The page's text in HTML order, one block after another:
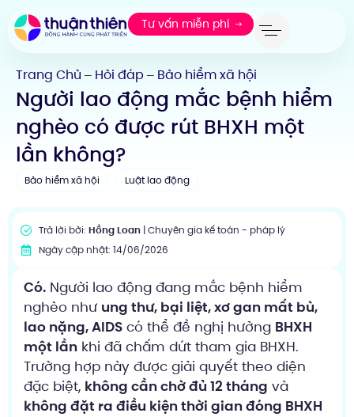
Tư vấn miễn phí
Trang Chủ — Hỏi đáp — Bảo hiểm xã hội
Người lao động mắc bệnh hiểm
nghèo có được rút BHXH một
lần không?
Bảo hiểm xã hội Luật lao động
Trả lời bởi: Hồng Loan| Chuyên gia kế toán - pháp lý
Ngày cập nhật: 14/06/2026
Có. Người lao động đang mắc bệnh hiểm
nghèo như ung thư, bại liệt, xơ gan mất bù,
lao nặng, AIDS có thể đề nghị hưởng BHXH
một lần khi đã chấm dứt tham gia BHXH.
Trường hợp này được giải quyết theo diện
đặc biệt, không cần chờ đủ 12 tháng và
không đặt ra điều kiện thời gian đóng BHXH